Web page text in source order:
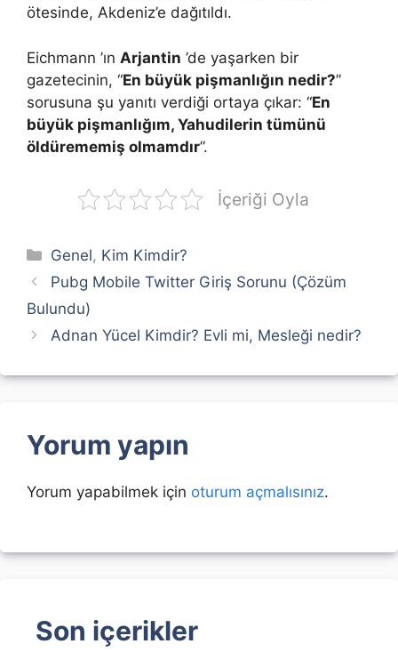
ötesinde, Akdeniz’e dağıtıldı.
Eichmann ’ın Arjantin ’de yaşarken bir
gazetecinin, “En büyük pişmanlığın nedir?”
sorusuna şu yanıtı verdiği ortaya çıkar: “En
büyük pişmanlığım, Yahudilerin tümünü
öldürememiş olmamdır”.
İçeriği Oyla
Kategoriler
Genel, Kim Kimdir?
Pubg Mobile Twitter Giriş Sorunu (Çözüm
Bulundu)
Adnan Yücel Kimdir? Evli mi, Mesleği nedir?
Yorum yapın
Yorum yapabilmek için oturum açmalısınız.
Son içerikler